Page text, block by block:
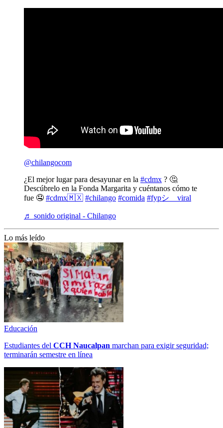
@chilangocom
¿El mejor lugar para desayunar en la #cdmx ? 🤔
Descúbrelo en la Fonda Margarita y cuéntanos cómo te
fue 🤤 #cdmx🇲🇽 #chilango #comida #fypシ゚viral
♬ sonido original - Chilango
Lo más leído
Educación
Estudiantes del CCH Naucalpan marchan para exigir seguridad;
terminarán semestre en línea